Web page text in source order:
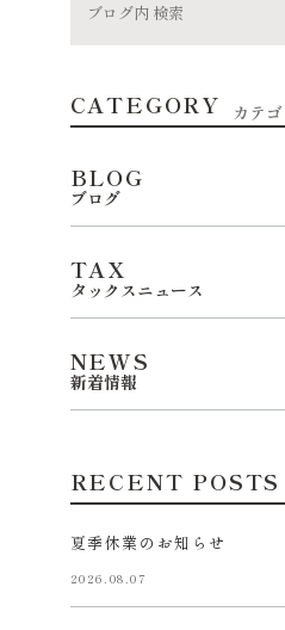
CATEGORY カテ
BLOG
ブログ
TAX
タックスニュース
NEWS
新着情報
RECENT POSTS
夏季休業のお知らせ
2026.08.07